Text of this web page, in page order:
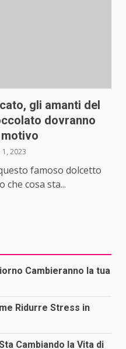
gli amanti del
dovranno
2023
famoso dolcetto
che cosa sta...
Cambieranno la tua
Ridurre Stress in
Cambiando la Vita di